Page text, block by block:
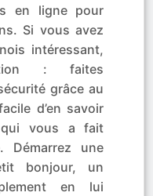
en ligne pour
Si vous avez
intéressant,
: faites
grâce au
d’en savoir
vous a fait
Démarrez une
bonjour, un
en lui